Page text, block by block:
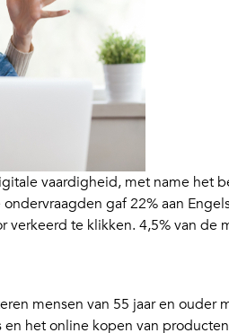
vaardigheid, met name het
gaf 22% aan
verkeerd te klikken. 4,5% van
mensen van 55 jaar en
en het online kopen van